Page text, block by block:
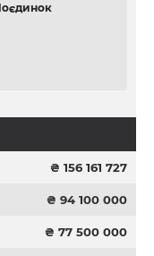
₴ 156 161 727
₴ 94 100 000
₴ 77 500 000